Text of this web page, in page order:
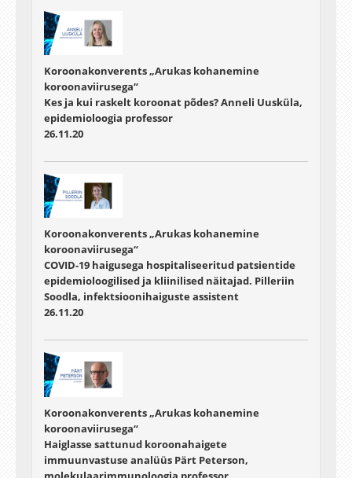
Koroonakonverents „Arukas kohanemine
koroonaviirusega“
Kes ja kui raskelt koroonat põdes? Anneli Uusküla,
epidemioloogia professor
26.11.20
Koroonakonverents „Arukas kohanemine
koroonaviirusega“
COVID-19 haigusega hospitaliseeritud patsientide
epidemioloogilised ja kliinilised näitajad. Pilleriin
Soodla, infektsioonihaiguste assistent
26.11.20
Koroonakonverents „Arukas kohanemine
koroonaviirusega“
Haiglasse sattunud koroonahaigete
immuunvastuse analüüs Pärt Peterson,